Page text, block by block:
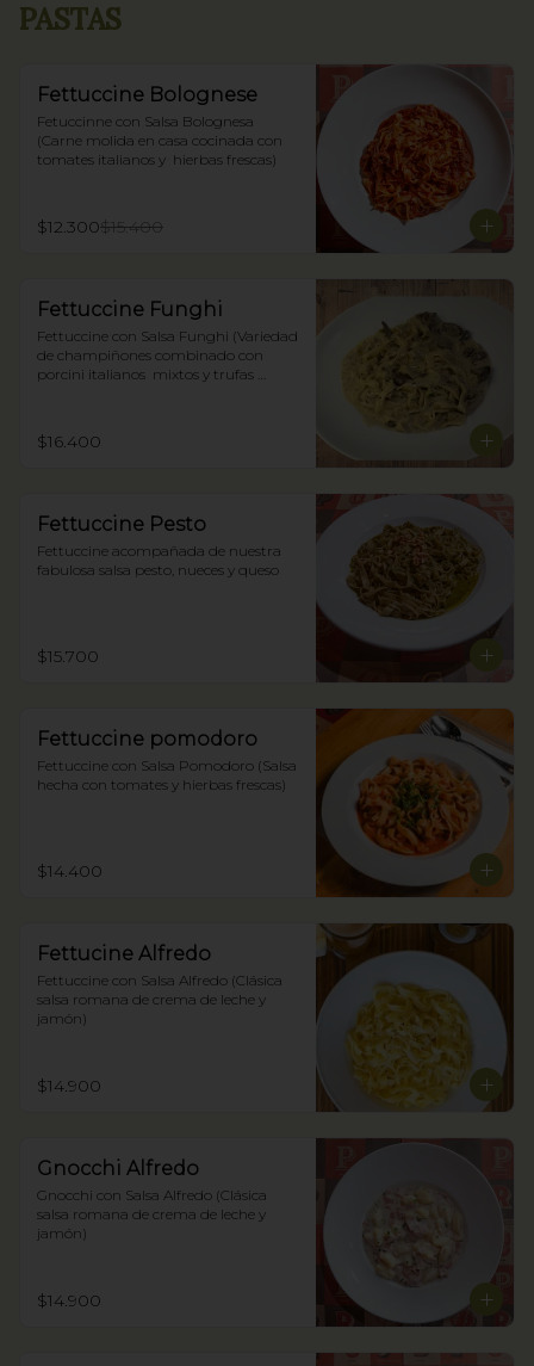
PASTAS
Fettuccine Bolognese
Fetuccinne con Salsa Bolognesa
(Carne molida en casa cocinada con
tomates italianos y  hierbas frescas)
$12.300$15.400
Fettuccine Funghi
Fettuccine con Salsa Funghi (Variedad
de champiñones combinado con
porcini italianos  mixtos y trufas
$16.400
Fettuccine Pesto
Fettuccine acompañada de nuestra
fabulosa salsa pesto, nueces y queso
$15.700
Fettuccine pomodoro
Fettuccine con Salsa Pomodoro (Salsa
hecha con tomates y hierbas frescas)
$14.400
Fettucine Alfredo
Fettuccine con Salsa Alfredo (Clásica
salsa romana de crema de leche y
jamón)
$14.900
Gnocchi Alfredo
Gnocchi con Salsa Alfredo (Clásica
salsa romana de crema de leche y
jamón)
$14.900